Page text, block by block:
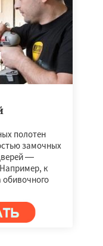
полотен
замочных
—
к
обивочного